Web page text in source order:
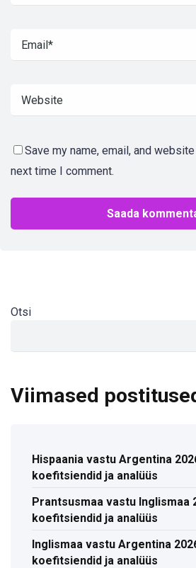
Save my name, email, and
next time I comment.
Otsi
Viimased
Hispaania vastu Argentina
koefitsiendid ja analüüs
Prantsusmaa vastu Inglismaa
koefitsiendid ja analüüs
Inglismaa vastu Argentina
koefitsiendid ja analüüs